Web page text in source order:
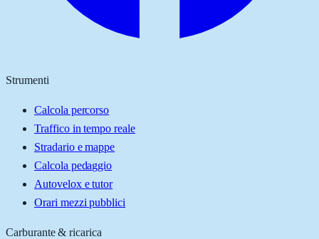
Strumenti
Calcola percorso
Traffico in tempo reale
Stradario e mappe
Calcola pedaggio
Autovelox e tutor
Orari mezzi pubblici
Carburante & ricarica